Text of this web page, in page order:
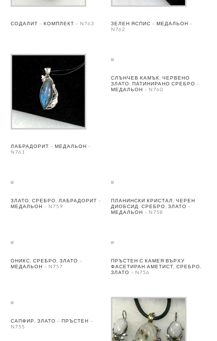
СОДАЛИТ – КОМПЛЕКТ – N763
ЗЕЛЕН ЯСПИС – МЕДАЛЬОН –
N762
ЛАБРАДОРИТ – МЕДАЛЬОН –
N761
СЛЪНЧЕВ КАМЪК, ЧЕРВЕНО
ЗЛАТО, ПАТИНИРАНО СРЕБРО –
МЕДАЛЬОН – N760
ЗЛАТО, СРЕБРО, ЛАБРАДОРИТ –
МЕДАЛЬОН – N759
ПЛАНИНСКИ КРИСТАЛ, ЧЕРЕН
ДИОБСИД, СРЕБРО, ЗЛАТО –
МЕДАЛЬОН – N758
ОНИКС, СРЕБРО, ЗЛАТО –
МЕДАЛЬОН – N757
ПРЪСТЕН С КАМЕЯ ВЪРХУ
ФАСЕТИРАН АМЕТИСТ, СРЕБРО,
ЗЛАТО – N756
САПФИР, ЗЛАТО – ПРЪСТЕН –
N755